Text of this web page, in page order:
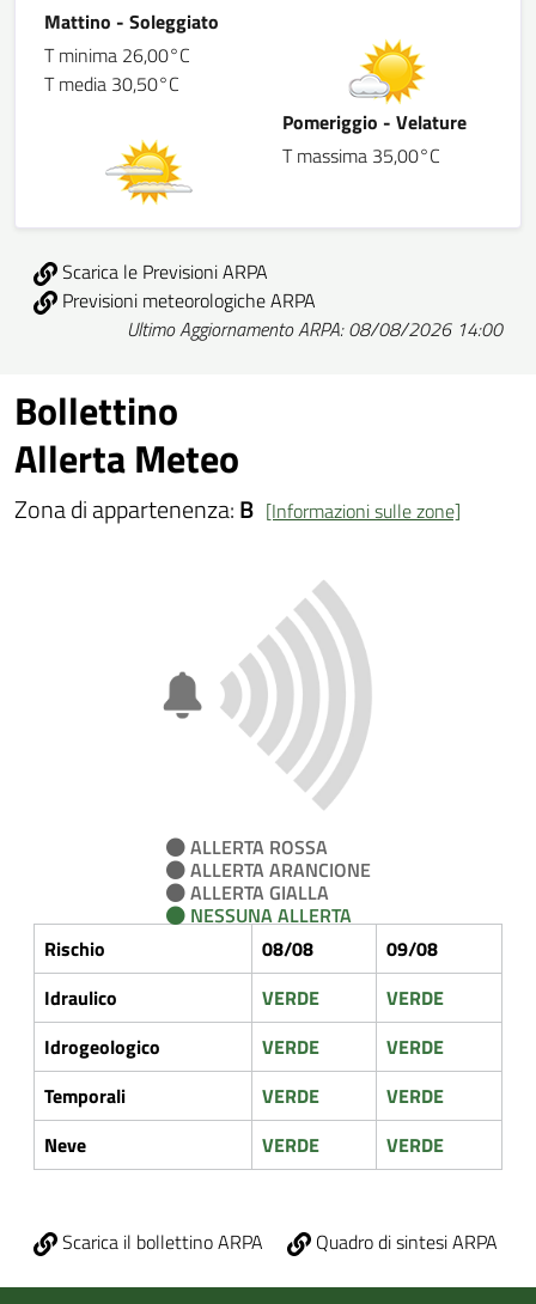
Mattino - Soleggiato
T minima 26,00°C
T media 30,50°C
Pomeriggio - Velature
T massima 35,00°C
Scarica le Previsioni ARPA
Previsioni meteorologiche ARPA
Ultimo Aggiornamento ARPA: 08/08/2026 14:00
Bollettino
Allerta Meteo
Zona di appartenenza:B [Informazioni sulle zone]
ALLERTA ROSSA
ALLERTA ARANCIONE
ALLERTA GIALLA
NESSUNA ALLERTA
Rischio
08/08
09/08
Idraulico
VERDE
VERDE
Idrogeologico
VERDE
VERDE
Temporali
VERDE
VERDE
Neve
VERDE VERDE
Scarica il bollettino ARPA Quadro di sintesi ARPA